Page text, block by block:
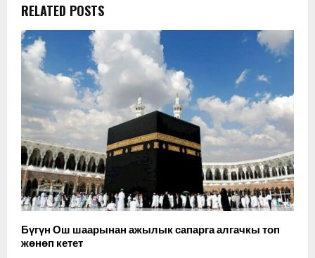
RELATED POSTS
Бүгүн Ош шаарынан ажылык сапарга алгачкы топ
жөнөп кетет